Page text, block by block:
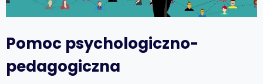
Pomoc psychologiczno-
pedagogiczna